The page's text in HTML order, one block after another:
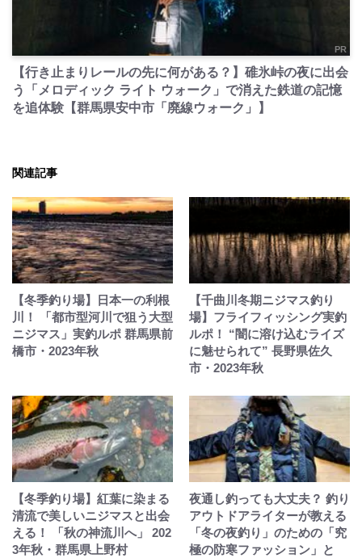
PR
【行き止まりレールの先に何がある？】碓氷峠の夜に出会
う「メロディック ライト ウォーク」で消えた鉄道の記憶
を追体験【群馬県安中市「廃線ウォーク」】
関連記事
【冬季釣り場】日本一の利根
川！ 「都市型河川で狙う大型
ニジマス」実釣ルポ 群馬県前
橋市・2023年秋
【千曲川冬期ニジマス釣り
場】フライフィッシング実釣
ルポ！ “闇に溶け込むライズ
に魅せられて” 長野県佐久
市・2023年秋
【冬季釣り場】紅葉に染まる
清流で美しいニジマスと出会
える！ 「秋の神流川へ」 202
3年秋・群馬県上野村
夜通し釣っても大丈夫？ 釣り
アウトドアライターが教える
「冬の夜釣り」のための「究
極の防寒ファッション」と